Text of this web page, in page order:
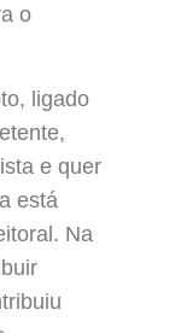
o
ligado
e quer
está
Na